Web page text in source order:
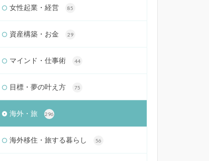
女性起業・経営 85
資産構築・お金 29
マインド・仕事術 44
目標・夢の叶え方 75
海外・旅 296
海外移住・旅する暮らし 56